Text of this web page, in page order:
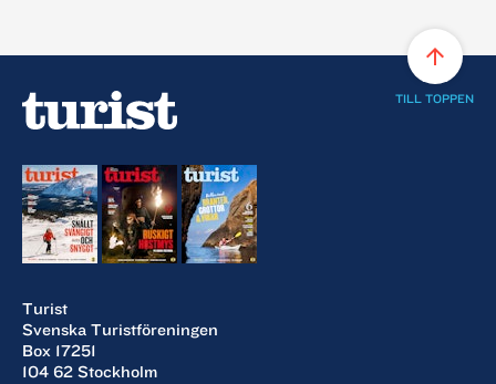
Turist
Svenska Turistföreningen
Box 17251
104 62 Stockholm
arrow_upward
TILL TOPPEN